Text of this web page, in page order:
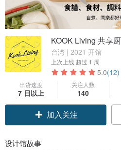
KOOK Living 共享
台湾 | 2021 开馆
上次上线 超过 1 周
5.0(12)
出货速度
7 日以上
关注人数
140
加入关注
设计馆故事